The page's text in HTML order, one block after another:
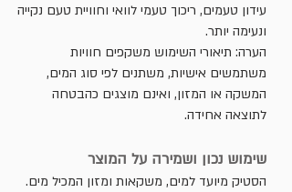
עידון טעמים, ריכוך טעמי לוואי וחוויית טעם נקייה
ונעימה יותר.
הערה: תיאורי השימוש משקפים חוויות
משתמשים אישיות, משתנים לפי סוג המים,
המשקה או המזון, ואינם מוצגים כהבטחה
לתוצאה אחידה.
שימוש נכון ושמירה על המוצר
הסטיק מיועד למים, משקאות ומזון המכיל מים.